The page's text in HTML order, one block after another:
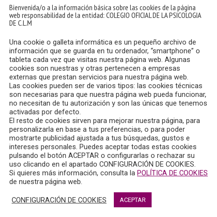
del ámbito psico-jurídico contra la violencia
Universidad de Extremadura y financiado por el Ministerio
de 2024
Bienvenida/o a la información básica sobre las cookies de la página
web responsabilidad de la entidad: COLEGIO OFICIAL DE LA PSICOLOGIA
DE C.L.M
Una cookie o galleta informática es un pequeño archivo de
información que se guarda en tu ordenador, “smartphone” o
tableta cada vez que visitas nuestra página web. Algunas
cookies son nuestras y otras pertenecen a empresas
externas que prestan servicios para nuestra página web.
Las cookies pueden ser de varios tipos: las cookies técnicas
son necesarias para que nuestra página web pueda funcionar,
no necesitan de tu autorización y son las únicas que tenemos
activadas por defecto.
El resto de cookies sirven para mejorar nuestra página, para
personalizarla en base a tus preferencias, o para poder
mostrarte publicidad ajustada a tus búsquedas, gustos e
intereses personales. Puedes aceptar todas estas cookies
pulsando el botón ACEPTAR o configurarlas o rechazar su
uso clicando en el apartado CONFIGURACIÓN DE COOKIES.
Si quieres más información, consulta la POLÍTICA DE COOKIES
de nuestra página web.
CONFIGURACIÓN DE COOKIES ACEPTAR